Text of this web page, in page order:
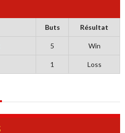
Buts Résultat
5 Win
1 Loss